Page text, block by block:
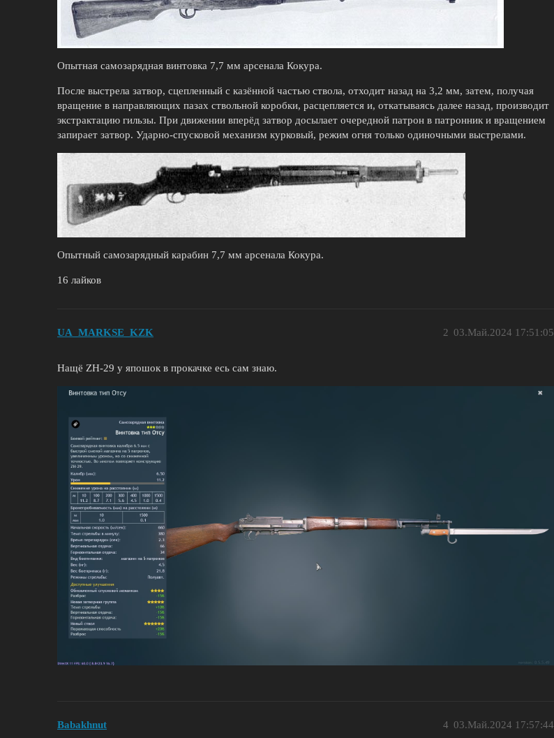
Опытная самозарядная винтовка 7,7 мм арсенала Кокура.
После выстрела затвор, сцепленный с казённой частью ствола, отходит назад на 3,2 мм, затем, получая
вращение в направляющих пазах ствольной коробки, расцепляется и, откатываясь далее назад, производит
экстрактацию гильзы. При движении вперёд затвор досылает очередной патрон в патронник и вращением
запирает затвор. Ударно-спусковой механизм курковый, режим огня только одиночными выстрелами.
Опытный самозарядный карабин 7,7 мм арсенала Кокура.
16 лайков
UA_MARKSE_KZK 03.Май.2024 17:51:05
2
Нащё ZH-29 у япошок в прокачке есь сам знаю.
Babakhnut 03.Май.2024 17:57:44
4